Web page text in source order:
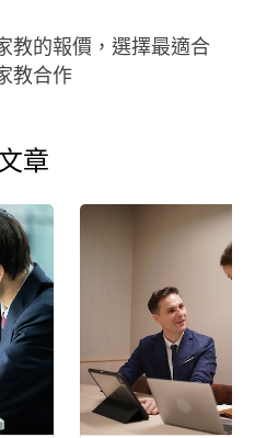
教的報價，選擇最適合
教合作
章